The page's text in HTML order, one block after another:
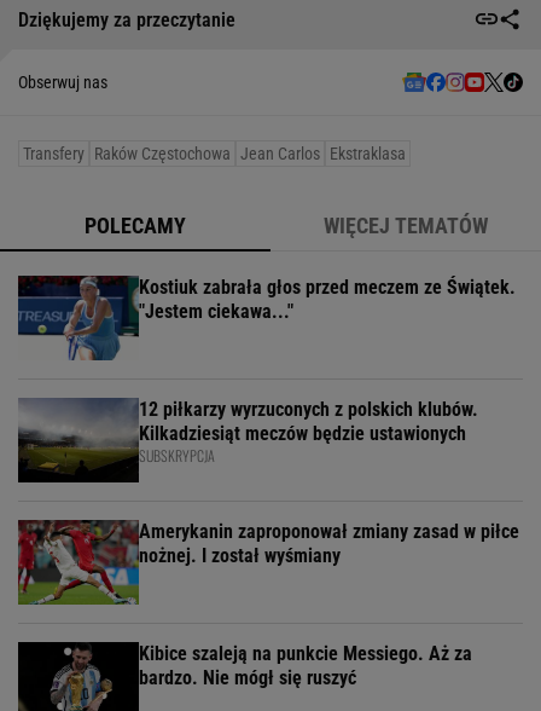
Dziękujemy za przeczytanie
Obserwuj nas
Transfery Raków Częstochowa Jean Carlos Ekstraklasa
POLECAMY WIĘCEJ TEMATÓW
Kostiuk zabrała głos przed meczem ze Świątek.
"Jestem ciekawa..."
12 piłkarzy wyrzuconych z polskich klubów.
Kilkadziesiąt meczów będzie ustawionych
SUBSKRYPCJA
Amerykanin zaproponował zmiany zasad w piłce
nożnej. I został wyśmiany
Kibice szaleją na punkcie Messiego. Aż za
bardzo. Nie mógł się ruszyć